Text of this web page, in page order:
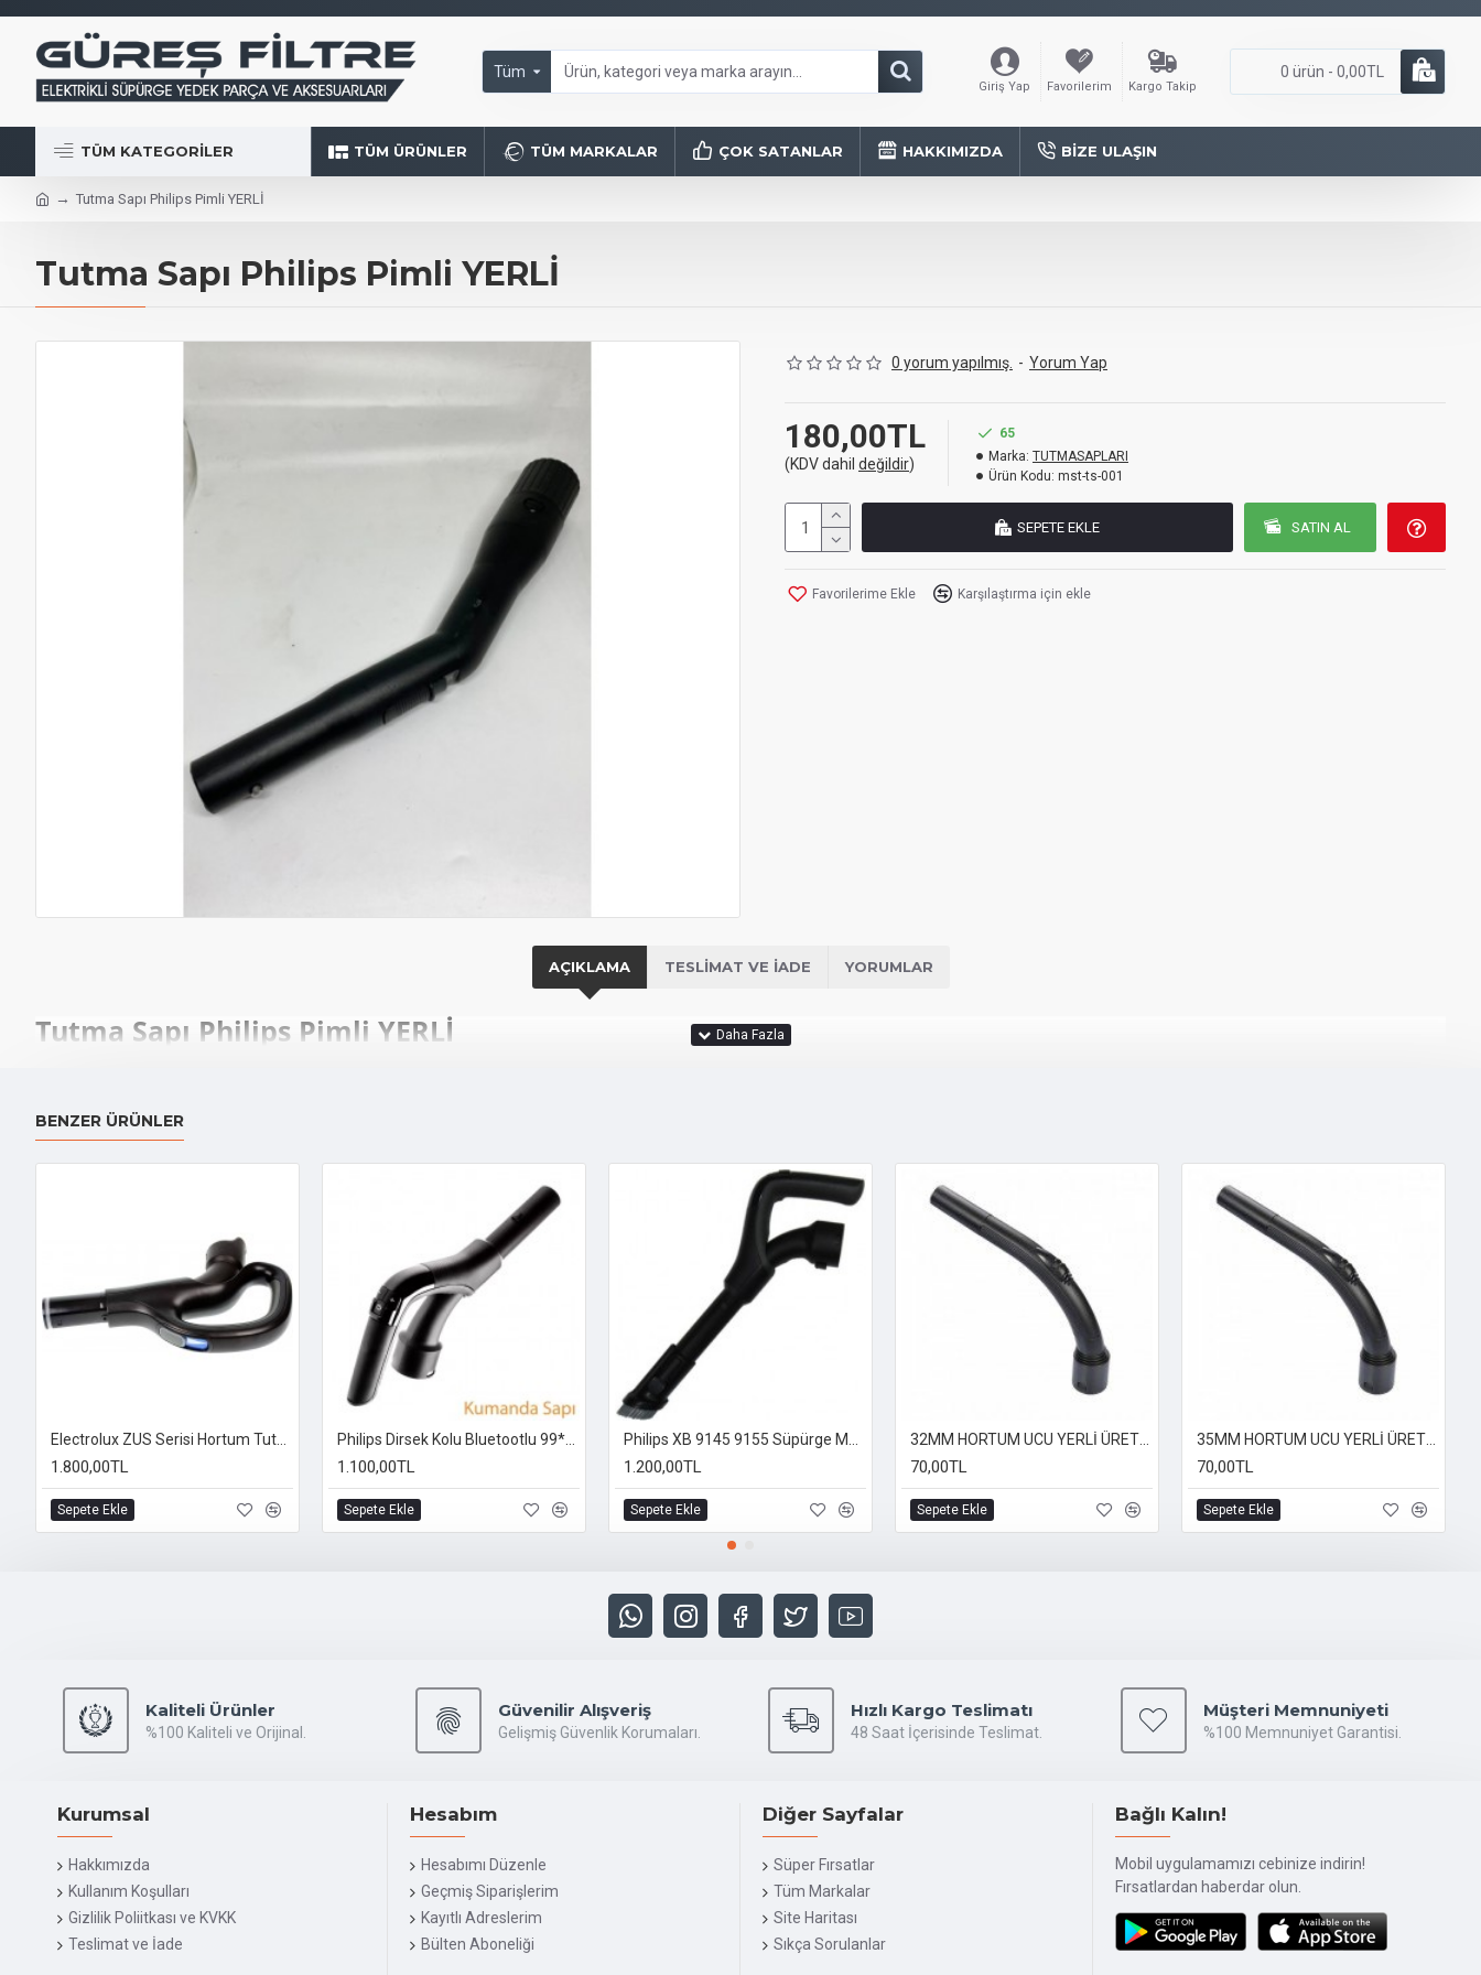
Tüm
Giriş Yap Favorilerim Kargo Takip
0 ürün - 0,00TL
TÜM KATEGORILER TÜM ÜRÜNLER TÜM MARKALAR ÇOK SATANLAR HAKKIMIZDA BIZE ULAŞIN
Tutma Sapı Philips Pimli YERLİ
Tutma Sapı Philips Pimli YERLİ
0 yorum yapılmış. - Yorum Yap
180,00TL
(KDV dahil değildir)
65
Marka: TUTMASAPLARI
Ürün Kodu: mst-ts-001
SEPETE EKLE SATIN AL
Favorilerime Ekle Karşılaştırma için ekle
AÇIKLAMA TESLIMAT VE İADE YORUMLAR
Tutma Sapı Philips Pimli YERLİ
BENZER ÜRÜNLER
1.800,00TL
Sepete Ekle
1.100,00TL
Sepete Ekle
1.200,00TL
Sepete Ekle
70,00TL
Sepete Ekle
70,00TL
Sepete Ekle
Kaliteli Ürünler
%100 Kaliteli ve Orijinal.
Güvenilir Alışveriş
Gelişmiş Güvenlik Korumaları.
Hızlı Kargo Teslimatı
48 Saat İçerisinde Teslimat.
Müşteri Memnuniyeti
%100 Memnuniyet Garantisi.
Kurumsal
Hakkımızda
Kullanım Koşulları
Gizlilik Poliitkası ve KVKK
Teslimat ve İade
Hesabım
Hesabımı Düzenle
Geçmiş Siparişlerim
Kayıtlı Adreslerim
Bülten Aboneliği
Diğer Sayfalar
Süper Fırsatlar
Tüm Markalar
Site Haritası
Sıkça Sorulanlar
Bağlı Kalın!
Mobil uygulamamızı cebinize indirin!
Fırsatlardan haberdar olun.